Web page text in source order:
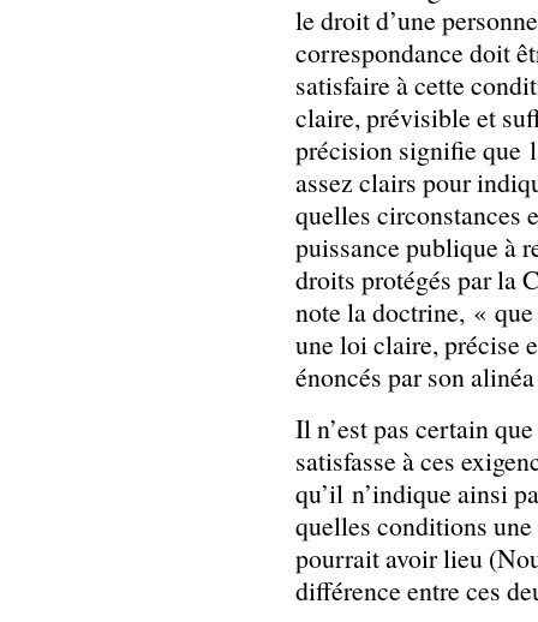
le droit d’une
correspondance doit
satisfaire à cette
claire, prévisible et
précision signifie que
assez clairs pour
quelles circonstances
puissance publique à
droits protégés par la
note la doctrine, «
une loi claire, précise
énoncés par son
Il n’est pas certain
satisfasse à ces
qu’il n’indique ainsi
quelles conditions
pourrait avoir lieu
différence entre ces